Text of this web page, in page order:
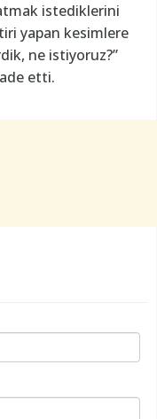
istediklerini
yapan kesimlere
ne istiyoruz?”
etti.